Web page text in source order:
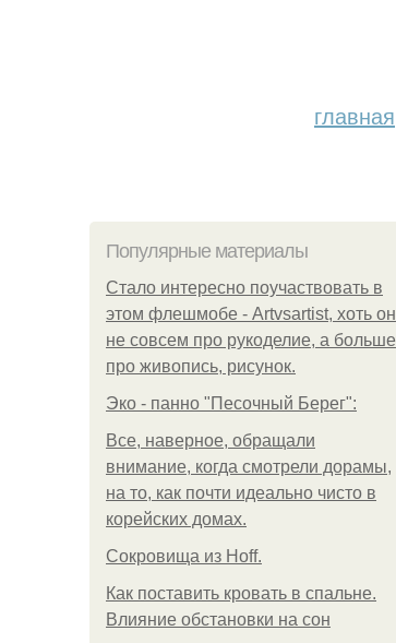
главная
Популярные материалы
Стало интересно поучаствовать в
этом флешмобе - Artvsartist, хоть он
не совсем про рукоделие, а больше
про живопись, рисунок.
Эко - панно "Песочный Берег":
Все, наверное, обращали
внимание, когда смотрели дорамы,
на то, как почти идеально чисто в
корейских домах.
Сокровища из Hoff.
Как поставить кровать в спальне.
Влияние обстановки на сон